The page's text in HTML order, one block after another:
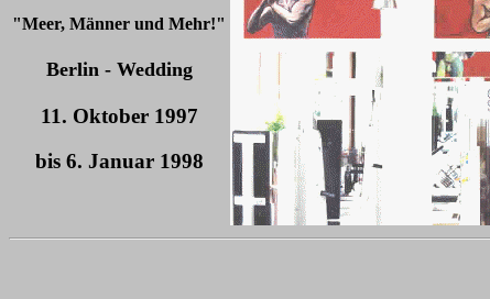
"Meer, Männer und Mehr!"
Berlin - Wedding
11. Oktober 1997
bis 6. Januar 1998